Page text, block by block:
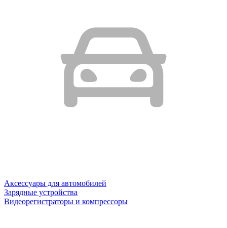
Аксессуары для автомобилей
Зарядные устройства
Видеорегистраторы и компрессоры